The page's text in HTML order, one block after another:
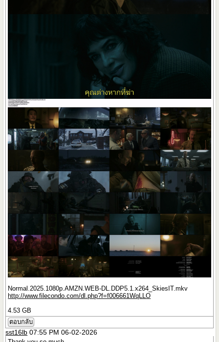
Normal.2025.1080p.AMZN.WEB-DL.DDP5.1.x264_SkiesIT.mkv
http://www.filecondo.com/dl.php?f=f006661WqLLO
4.53 GB
ตอบกลับ
sst16lb 07:55 PM 06-02-2026